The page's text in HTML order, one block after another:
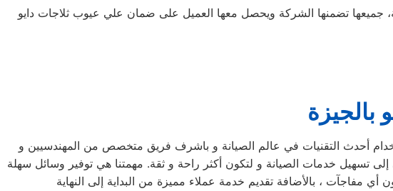
جميعها تضمنها الشركة ويحصل معها العميل على ضمان علي عيوب ثلاجات دايو
بالجيزة
أحدث التقنيات في عالم الصيانة و باشرف فريق متخصص من المهندسيين و
تسهيل خدمات الصيانة و لتكون أكثر راحة و ثقة. مهمتنا هي توفير وسائل سهلة